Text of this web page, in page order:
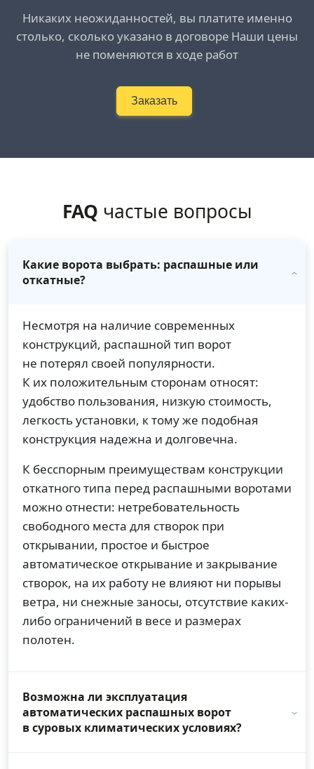
Никаких неожиданностей, вы платите именно
столько, сколько указано в договоре Наши цены
не поменяются в ходе работ
Заказать
FAQ частые вопросы
Какие ворота выбрать: распашные или
откатные?
Несмотря на наличие современных
конструкций, распашной тип ворот
не потерял своей популярности.
К их положительным сторонам относят:
удобство пользования, низкую стоимость,
легкость установки, к тому же подобная
конструкция надежна и долговечна.
К бесспорным преимуществам конструкции
откатного типа перед распашными воротами
можно отнести: нетребовательность
свободного места для створок при
открывании, простое и быстрое
автоматическое открывание и закрывание
створок, на их работу не влияют ни порывы
ветра, ни снежные заносы, отсутствие каких-
либо ограничений в весе и размерах
полотен.
Возможна ли эксплуатация
автоматических распашных ворот
в суровых климатических условиях?